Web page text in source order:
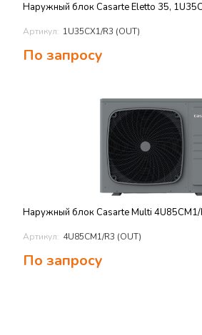
Наружный блок Casarte Eletto 35,
Артикул: 1U35CX1/R3 (OUT)
По запросу
Наружный блок Casarte Multi 4U85CM1/
Артикул: 4U85CM1/R3 (OUT)
По запросу